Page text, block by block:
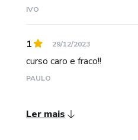
IVO
1 29/12/2023
curso caro e fraco!!
PAULO
Ler mais